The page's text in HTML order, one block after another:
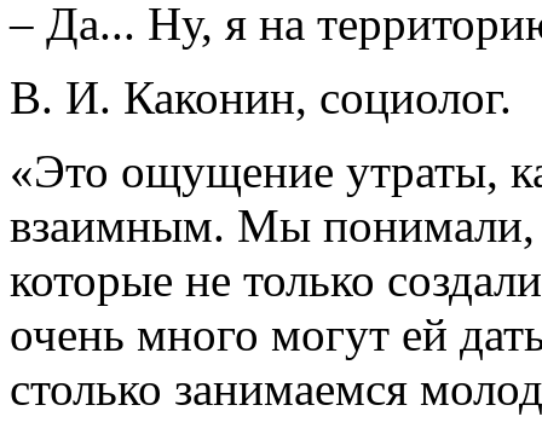
– Да... Ну, я на
В. И. Каконин, социолог.
«Это ощущение утраты,
взаимным. Мы понимали,
которые не только
очень много могут ей
столько занимаемся